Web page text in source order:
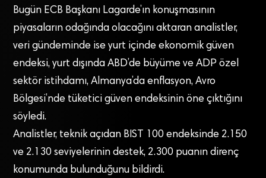
Bugün ECB Başkanı Lagarde’ın konuşmasının
piyasaların odağında olacağını aktaran analistler,
veri gündeminde ise yurt içinde ekonomik güven
endeksi, yurt dışında ABD’de büyüme ve ADP özel
sektör istihdamı, Almanya’da enflasyon, Avro
Bölgesi’nde tüketici güven endeksinin öne çıktığını
söyledi.
Analistler, teknik açıdan BIST 100 endeksinde 2.150
ve 2.130 seviyelerinin destek, 2.300 puanın direnç
konumunda bulunduğunu bildirdi.